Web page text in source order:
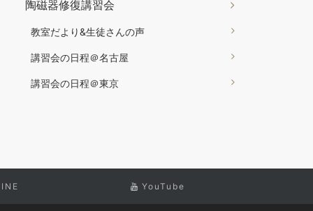
陶磁器修復講習会
教室だより&生徒さんの声
講習会の日程＠名古屋
講習会の日程＠東京
YouTube